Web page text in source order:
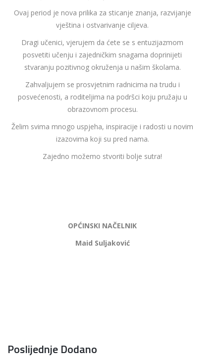
Ovaj period je nova prilika za sticanje znanja, razvijanje
vještina i ostvarivanje ciljeva.
Dragi učenici, vjerujem da ćete se s entuzijazmom
posvetiti učenju i zajedničkim snagama doprinijeti
stvaranju pozitivnog okruženja u našim školama.
Zahvaljujem se prosvjetnim radnicima na trudu i
posvećenosti, a roditeljima na podršci koju pružaju u
obrazovnom procesu.
Želim svima mnogo uspjeha, inspiracije i radosti u novim
izazovima koji su pred nama.
Zajedno možemo stvoriti bolje sutra!
OPĆINSKI NAČELNIK
Maid Suljaković
Poslijednje Dodano